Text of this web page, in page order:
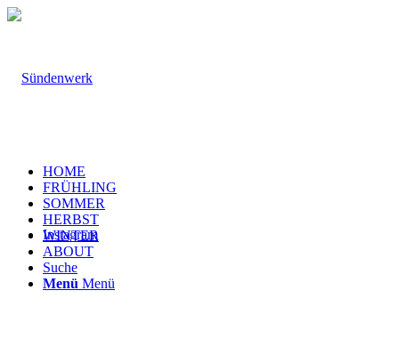
Instagram
HOME
FRÜHLING
SOMMER
HERBST
WINTER
ABOUT
Suche
Menü Menü